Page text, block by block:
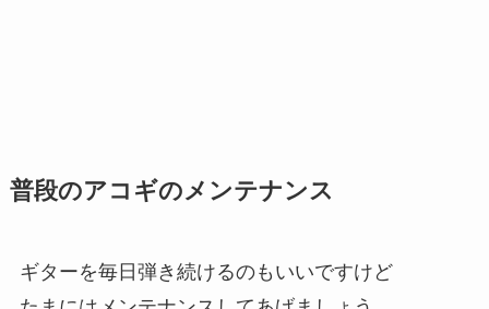
普段のアコギのメンテナンス
ギターを毎日弾き続けるのもいいですけど